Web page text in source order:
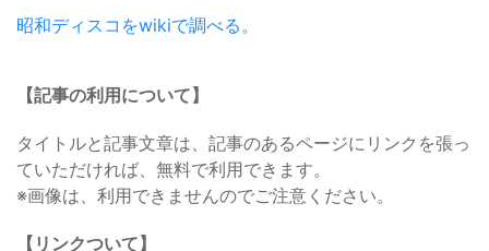
昭和ディスコをwikiで調べる。
【記事の利用について】
タイトルと記事文章は、記事のあるページにリンクを張っ
ていただければ、無料で利用できます。
※画像は、利用できませんのでご注意ください。
【リンクついて】